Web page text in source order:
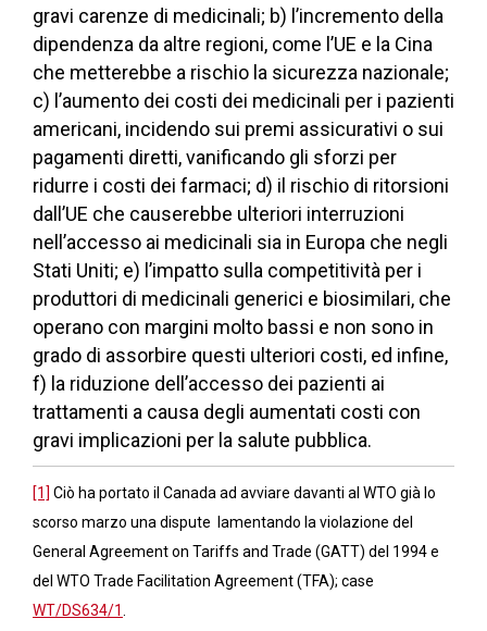
gravi carenze di medicinali; b) l’incremento della
dipendenza da altre regioni, come l’UE e la Cina
che metterebbe a rischio la sicurezza nazionale;
c) l’aumento dei costi dei medicinali per i pazienti
americani, incidendo sui premi assicurativi o sui
pagamenti diretti, vanificando gli sforzi per
ridurre i costi dei farmaci; d) il rischio di ritorsioni
dall’UE che causerebbe ulteriori interruzioni
nell’accesso ai medicinali sia in Europa che negli
Stati Uniti; e) l’impatto sulla competitività per i
produttori di medicinali generici e biosimilari, che
operano con margini molto bassi e non sono in
grado di assorbire questi ulteriori costi, ed infine,
f) la riduzione dell’accesso dei pazienti ai
trattamenti a causa degli aumentati costi con
gravi implicazioni per la salute pubblica.
[1] Ciò ha portato il Canada ad avviare davanti al WTO già lo
scorso marzo una dispute lamentando la violazione del
General Agreement on Tariffs and Trade (GATT) del 1994 e
del WTO Trade Facilitation Agreement (TFA); case
WT/DS634/1